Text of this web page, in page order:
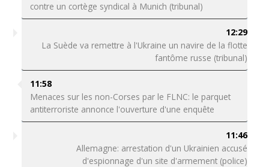
contre un cortège syndical à Munich (tribunal)
12:29
La Suède va remettre à l'Ukraine un navire de la flotte
fantôme russe (tribunal)
11:58
Menaces sur les non-Corses par le FLNC: le parquet
antiterroriste annonce l'ouverture d'une enquête
11:46
Allemagne: arrestation d'un Ukrainien accusé
d'espionnage d'un site d'armement (police)